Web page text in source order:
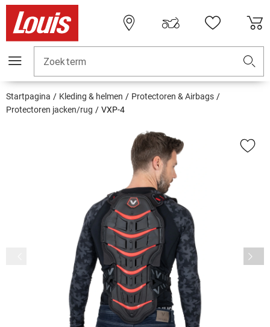
Zoekterm
Startpagina Kleding & helmen
Protectoren & Airbags
Protectoren jacken/rug
VXP-4